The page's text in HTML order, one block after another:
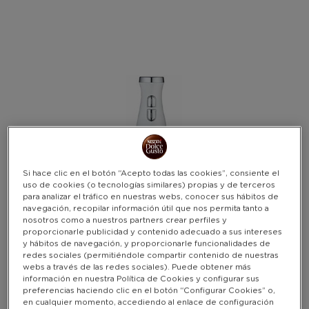
Si hace clic en el botón “Acepto todas las cookies”, consiente el
uso de cookies (o tecnologías similares) propias y de terceros
para analizar el tráfico en nuestras webs, conocer sus hábitos de
navegación, recopilar información útil que nos permita tanto a
nosotros como a nuestros partners crear perfiles y
proporcionarle publicidad y contenido adecuado a sus intereses
y hábitos de navegación, y proporcionarle funcionalidades de
redes sociales (permitiéndole compartir contenido de nuestras
webs a través de las redes sociales). Puede obtener más
información en nuestra Política de Cookies y configurar sus
preferencias haciendo clic en el botón “Configurar Cookies” o,
en cualquier momento, accediendo al enlace de configuración